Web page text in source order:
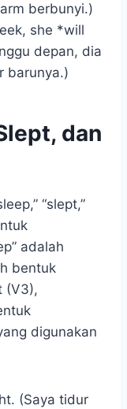
berbunyi.)
she *will
depan, dia
barunya.)
dan
“slept,”
adalah
bentuk
(V3),
digunakan
(Saya tidur